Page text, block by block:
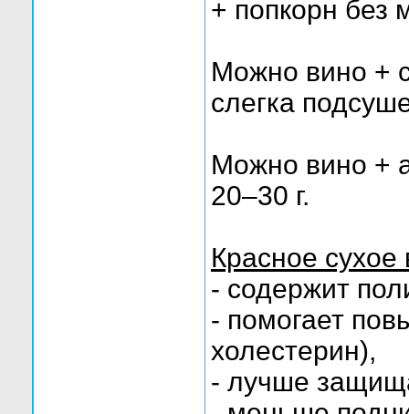
+ попкорн без
Можно вино +
слегка
Можно вино +
20–30 г.
Красное
- содержит
- помогает
холестерин),
- лучше